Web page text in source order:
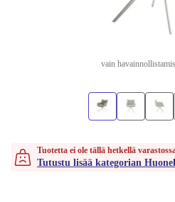
vain
Tuotetta ei ole tällä hetkellä
Tutustu lisää kategorian